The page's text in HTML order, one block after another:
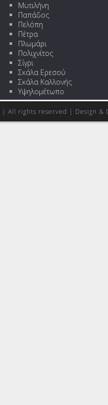
Μυτιλήνη
Παπάδος
Πελόπη
Πέτρα
Πλωμάρι
Πολιχνίτος
Σίγρι
Σκάλα Ερεσού
Σκάλα Καλλονής
Υψηλομέτωπο
| All rights reserved | Design &